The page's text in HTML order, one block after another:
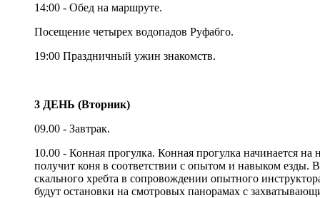
14:00 - Обед на маршруте.
Посещение четырех водопадов Руфабго.
19:00 Праздничный ужин знакомств.
3 ДЕНЬ (Вторник)
09.00 - Завтрак.
10.00 - Конная прогулка. Конная прогулка начинается
получит коня в соответствии с опытом и навыком езды.
скального хребта в сопровождении опытного
будут остановки на смотровых панорамах с